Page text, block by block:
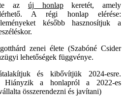
az új honlapkeretét, amely
A régi honlap elérése:
később hasznosítjuk a
zenei élete (Szabóné Csider
lehetőségek függvénye.
és kibővítjük 2024-esre.
Hiányzik a honlapról a 2022-es
összerendezni és javítani)